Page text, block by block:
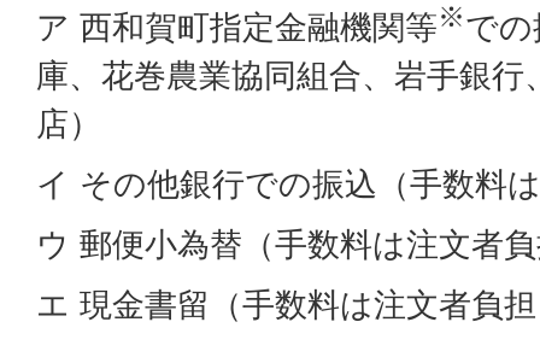
ア 西和賀町指定金融機関等※で
庫、花巻農業協同組合、岩手銀行
店）
イ その他銀行での振込（手数料
ウ 郵便小為替（手数料は注文者
エ 現金書留（手数料は注文者負